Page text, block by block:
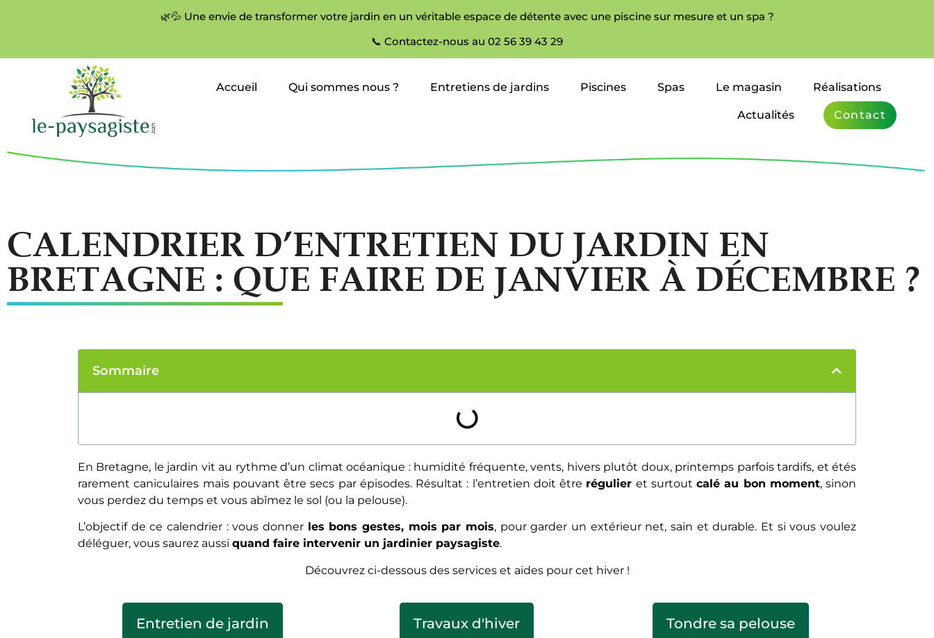
🌿💦 Une envie de transformer votre jardin en un véritable espace de détente avec une piscine sur mesure et un spa ?
📞 Contactez-nous au 02 56 39 43 29
Accueil Qui sommes nous ? Entretiens de jardins Piscines Spas Le magasin Réalisations
Actualités Contact
CALENDRIER D’ENTRETIEN DU JARDIN EN
BRETAGNE : QUE FAIRE DE JANVIER À DÉCEMBRE ?
Sommaire
En Bretagne, le jardin vit au rythme d’un climat océanique : humidité fréquente, vents, hivers plutôt doux, printemps parfois tardifs, et étés
rarement caniculaires mais pouvant être secs par épisodes. Résultat : l’entretien doit être régulier et surtout calé au bon moment, sinon
vous perdez du temps et vous abîmez le sol (ou la pelouse).
L’objectif de ce calendrier : vous donner les bons gestes, mois par mois, pour garder un extérieur net, sain et durable. Et si vous voulez
déléguer, vous saurez aussi quand faire intervenir un jardinier paysagiste.
Découvrez ci-dessous des services et aides pour cet hiver !
Entretien de jardin Travaux d'hiver Tondre sa pelouse